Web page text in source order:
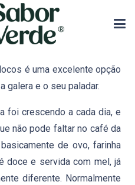
é uma excelente opção
galera e o seu paladar.
foi crescendo a cada dia, e
não pode faltar no café da
de ovo, farinha
doce e servida com mel, já
diferente. Normalmente